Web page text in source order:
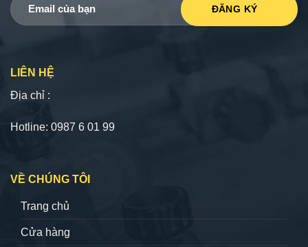
LIÊN HỆ
Địa chỉ :
Hotline: 0987 6 01 99
VỀ CHÚNG TÔI
Trang chủ
Cửa hàng